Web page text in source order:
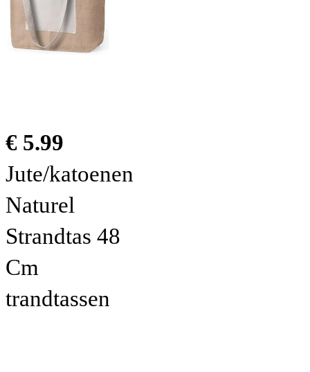
€ 5.99
Jute/katoenen
Naturel
Strandtas 48
Cm
trandtassen